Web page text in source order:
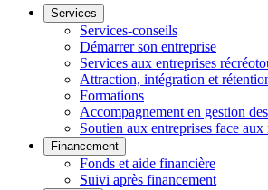
Services
Services-conseils
Démarrer son entreprise
Services aux entreprises
Attraction, intégration et
Formations
Accompagnement en gestion
Soutien aux entreprises face aux
Financement
Fonds et aide financière
Suivi après financement